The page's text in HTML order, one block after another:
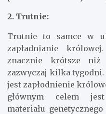
2. Trutnie:
Trutnie to samce w
zapładnianie
znacznie krótsze
zazwyczaj kilka
jest zapłodnienie
głównym celem
materiału